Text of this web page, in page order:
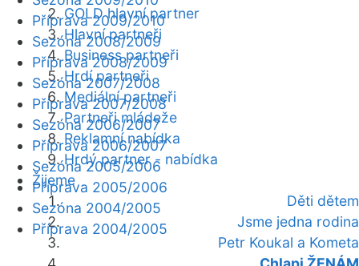
GOLD hlavní partner
Hlavní partneři
Business partneři
Hrdí partneři
Mediální partneři
Partneři mládeže
Reklamní nabídka
Hrdý partner - nabídka
Žijeme
Děti dětem
Jsme jedna rodina
Petr Koukal a Kometa
Příprava 2009/2010
Sezóna 2008/2009
Příprava 2008/2009
Sezóna 2007/2008
Příprava 2007/2008
Sezóna 2006/2007
Příprava 2006/2007
Sezóna 2005/2006
Příprava 2005/2006
Sezóna 2004/2005
Příprava 2004/2005